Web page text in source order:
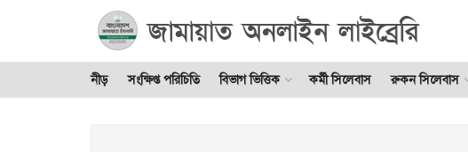
নীড় সংক্ষিপ্ত পরিচিতি বিভাগ ভিত্তিক কর্মী সিলেবাস রুকন সিলেবাস